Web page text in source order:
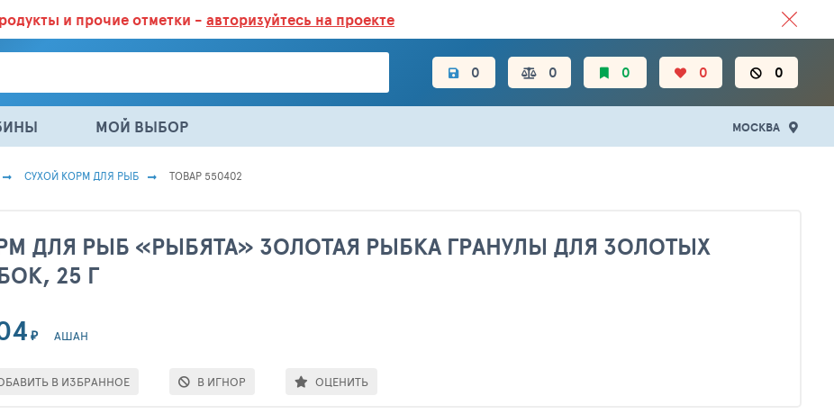
БОЛЬШЕ 100 000 ТОВАРОВ. ЕЖЕДНЕВНОЕ ОБНОВЛЕНИЕ ЦЕН.
и прочие отметки - авторизуйтесь на проекте
0 0 0 0 0
МОЙ ВЫБОР МОСКВА
СУХОЙ КОРМ ДЛЯ РЫБ ТОВАР 550402
ДЛЯ РЫБ «РЫБЯТА» ЗОЛОТАЯ РЫБКА ГРАНУЛЫ ДЛЯ ЗОЛОТЫХ
25 Г
₽ АШАН
В ИЗБРАННОЕ В ИГНОР ОЦЕНИТЬ